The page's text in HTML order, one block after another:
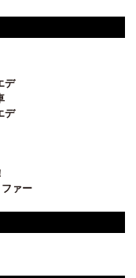
デ
デ
ァー